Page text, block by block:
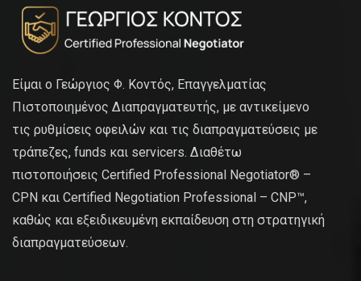
Είμαι ο Γεώργιος Φ. Κοντός, Επαγγελματίας
Πιστοποιημένος Διαπραγματευτής, με αντικείμενο
τις ρυθμίσεις οφειλών και τις διαπραγματεύσεις με
τράπεζες, funds και servicers. Διαθέτω
πιστοποιήσεις Certified Professional Negotiator® –
CPN και Certified Negotiation Professional – CNP™,
καθώς και εξειδικευμένη εκπαίδευση στη στρατηγική
διαπραγματεύσεων.